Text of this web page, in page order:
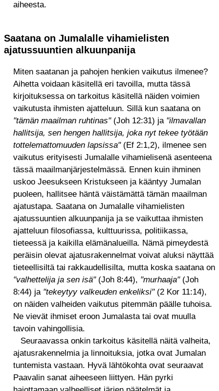
aiheesta.
Saatana on Jumalalle vihamielisten
ajatussuuntien alkuunpanija
Miten saatanan ja pahojen henkien vaikutus ilmenee?
Aihetta voidaan käsitellä eri tavoilla, mutta tässä
kirjoituksessa on tarkoitus käsitellä näiden voimien
vaikutusta ihmisten ajatteluun. Sillä kun saatana on
"tämän maailman ruhtinas"(Joh 12:31) ja "ilmavallan
hallitsija, sen hengen hallitsija, joka nyt tekee työtään
tottelemattomuuden lapsissa"(Ef 2:1,2), ilmenee sen
vaikutus erityisesti Jumalalle vihamielisenä asenteena
tässä maailmanjärjestelmässä. Ennen kuin ihminen
uskoo Jeesukseen Kristukseen ja kääntyy Jumalan
puoleen, hallitsee häntä väistämättä tämän maailman
ajatustapa. Saatana on Jumalalle vihamielisten
ajatussuuntien alkuunpanija ja se vaikuttaa ihmisten
ajatteluun filosofiassa, kulttuurissa, politiikassa,
tieteessä ja kaikilla elämänalueilla. Nämä pimeydestä
peräisin olevat ajatusrakennelmat voivat aluksi näyttää
tieteellisiltä tai rakkaudellisilta, mutta koska saatana on
"valhettelija ja sen isä"(Joh 8:44), "murhaaja"(Joh
8:44) ja "tekeytyy valkeuden enkeliksi"(2 Kor 11:14),
on näiden valheiden vaikutus pitemmän päälle tuhoisa.
Ne vievät ihmiset eroon Jumalasta tai ovat muulla
tavoin vahingollisia.
Seuraavassa onkin tarkoitus käsitellä näitä valheita,
ajatusrakennelmia ja linnoituksia, jotka ovat Jumalan
tuntemista vastaan. Hyvä lähtökohta ovat seuraavat
Paavalin sanat aiheeseen liittyen. Hän pyrki